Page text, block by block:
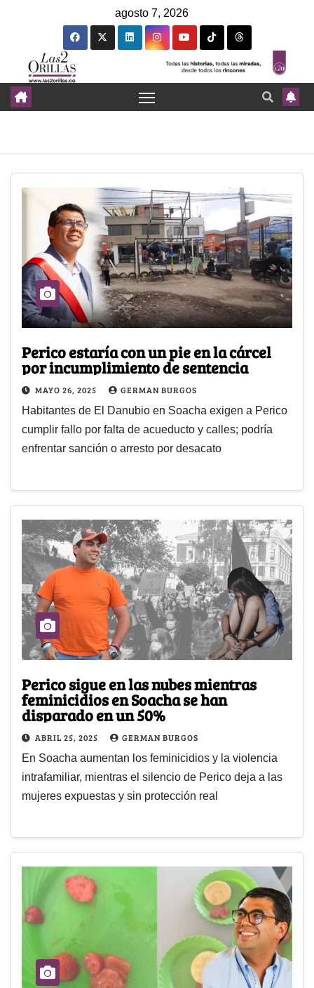
agosto 7, 2026
Perico estaría con un pie en la cárcel
por incumplimiento de sentencia
MAYO 26, 2025 GERMAN BURGOS
Habitantes de El Danubio en Soacha exigen a Perico
cumplir fallo por falta de acueducto y calles; podría
enfrentar sanción o arresto por desacato
Perico sigue en las nubes mientras
feminicidios en Soacha se han
disparado en un 50%
ABRIL 25, 2025 GERMAN BURGOS
En Soacha aumentan los feminicidios y la violencia
intrafamiliar, mientras el silencio de Perico deja a las
mujeres expuestas y sin protección real